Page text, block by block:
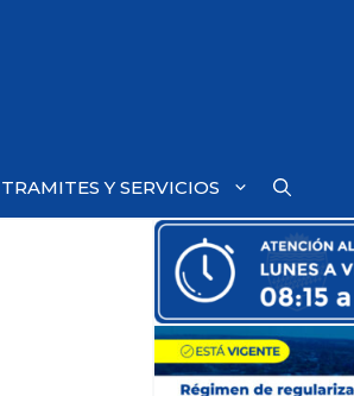
TRAMITES Y SERVICIOS